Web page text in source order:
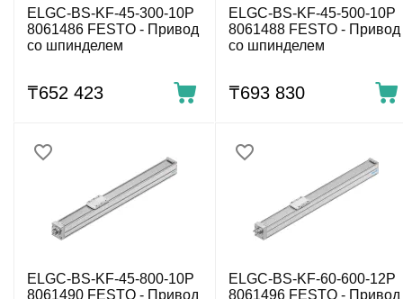
ELGC-BS-KF-45-300-10P
8061486 FESTO - Привод
со шпинделем
₸652 423
ELGC-BS-KF-45-500-10P
8061488 FESTO - Привод
со шпинделем
₸693 830
ELGC-BS-KF-45-800-10P
8061490 FESTO - Привод
ELGC-BS-KF-60-600-12P
8061496 FESTO - Привод